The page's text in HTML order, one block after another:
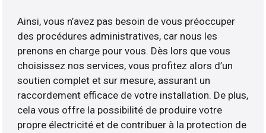
Ainsi, vous n’avez pas besoin de vous préoccuper
des procédures administratives, car nous les
prenons en charge pour vous. Dès lors que vous
choisissez nos services, vous profitez alors d’un
soutien complet et sur mesure, assurant un
raccordement efficace de votre installation. De plus,
cela vous offre la possibilité de produire votre
propre électricité et de contribuer à la protection de